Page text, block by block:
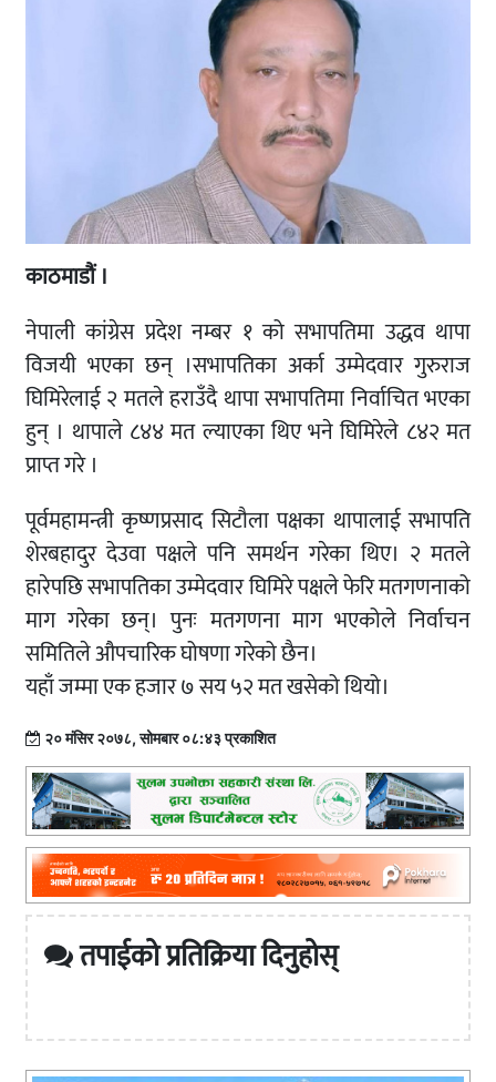
काठमाडौं ।
नेपाली कांग्रेस प्रदेश नम्बर १ को सभापतिमा उद्धव थापा
विजयी भएका छन् ।सभापतिका अर्का उम्मेदवार गुरुराज
घिमिरेलाई २ मतले हराउँदै थापा सभापतिमा निर्वाचित भएका
हुन् । थापाले ८४४ मत ल्याएका थिए भने घिमिरेले ८४२ मत
प्राप्त गरे ।
पूर्वमहामन्त्री कृष्णप्रसाद सिटौला पक्षका थापालाई सभापति
शेरबहादुर देउवा पक्षले पनि समर्थन गरेका थिए। २ मतले
हारेपछि सभापतिका उम्मेदवार घिमिरे पक्षले फेरि मतगणनाको
माग गरेका छन्। पुनः मतगणना माग भएकोले निर्वाचन
समितिले औपचारिक घोषणा गरेको छैन।
यहाँ जम्मा एक हजार ७ सय ५२ मत खसेको थियो।
२० मंसिर २०७८, सोमबार ०८:४३ प्रकाशित
तपाईको प्रतिक्रिया दिनुहोस्